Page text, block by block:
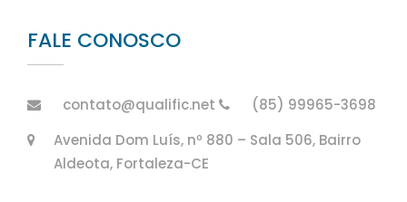
FALE CONOSCO
contato@qualific.net
(85) 99965-3698
Avenida Dom Luís, nº 880 – Sala 506, Bairro
Aldeota, Fortaleza-CE